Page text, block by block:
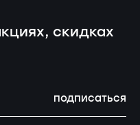
скидках
подписаться